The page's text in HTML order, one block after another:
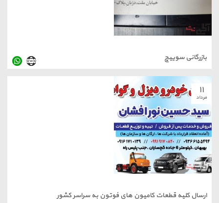
سوییچ
قطعات کامیون های فوتون به سراسر کشور